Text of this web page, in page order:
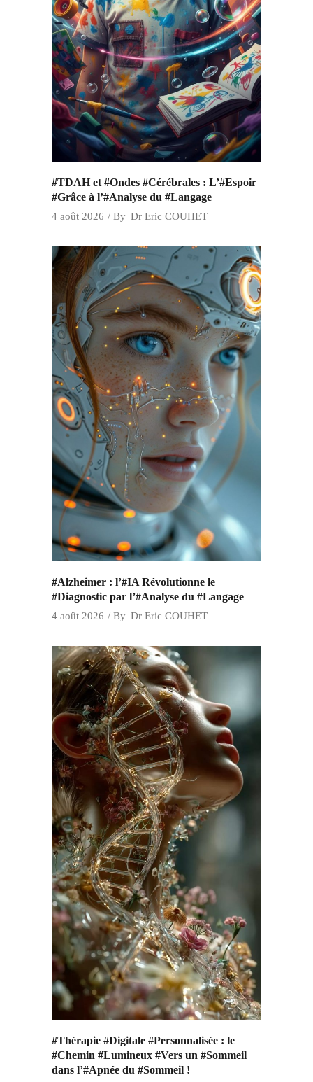
#TDAH et #Ondes #Cérébrales : L’#Espoir
#Grâce à l’#Analyse du #Langage
4 août 2026 By Dr Eric COUHET
#Alzheimer : l’#IA Révolutionne le
#Diagnostic par l’#Analyse du #Langage
4 août 2026 By Dr Eric COUHET
#Thérapie #Digitale #Personnalisée : le
#Chemin #Lumineux #Vers un #Sommeil
dans l’#Apnée du #Sommeil !